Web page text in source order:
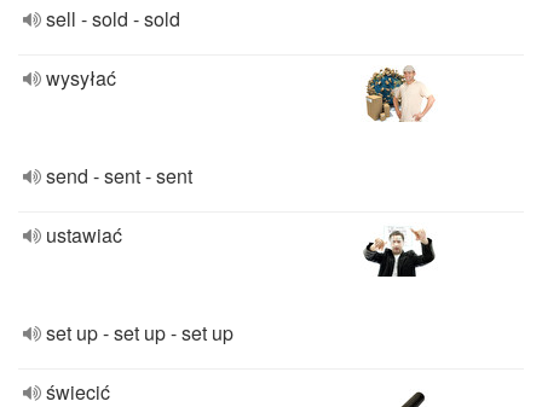
sell - sold - sold
wysyłać
send - sent - sent
ustawiać
set up - set up - set up
świecić